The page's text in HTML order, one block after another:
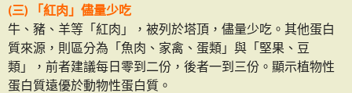
(三) 「紅肉」儘量少吃
牛、豬、羊等「紅肉」，被列於塔頂，儘量少吃。其他蛋白
質來源，則區分為「魚肉、家禽、蛋類」與「堅果、豆
類」，前者建議每日零到二份，後者一到三份。顯示植物性
蛋白質遠優於動物性蛋白質。